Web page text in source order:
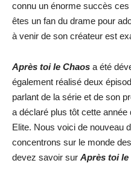
connu un énorme succès
êtes un fan du drame pour
à venir de son créateur est
Après toi le Chaos a été
également réalisé deux
parlant de la série et de son
a déclaré plus tôt cette année
Elite. Nous voici de nouveau
concentrons sur le monde
devez savoir sur Après toi le